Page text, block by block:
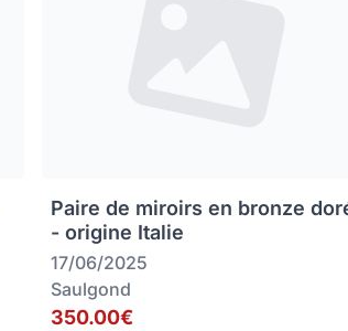
Paire de miroirs en bronze
- origine Italie
17/06/2025
Saulgond
350.00€